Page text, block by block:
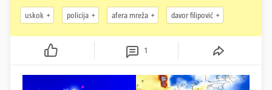
uskok policija afera mreža davor filipović
1